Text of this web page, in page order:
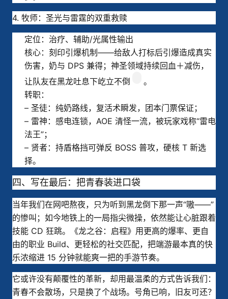
4. 牧师：圣光与雷霆的双重救赎
定位：治疗、辅助/光属性输出
核心：刻印引爆机制——给敌人打标后引爆造成真实
伤害，奶与 DPS 兼得；神圣领域持续回血＋减伤，
让队友在黑龙吐息下屹立不倒
。
转职：
– 圣徒：纯奶路线，复活术瞬发，团本门票保证；
– 雷神：感电连锁，AOE 清怪一流，被玩家戏称“雷电
法王”；
– 贤者：持盾格挡可弹反 BOSS 普攻，硬核 T 新选
择。
四、写在最后：把青春装进口袋
当年我们在网吧熬夜，只为听到黑龙倒下那一声“嗷——”
的惨叫；如今地铁上的一局指尖微操，依然能让心脏跟着
技能 CD 狂跳。《龙之谷：启程》用更高的爆率、更自
由的职业 Build、更轻松的社交匹配，把端游最本真的快
乐浓缩进 15 分钟就能爽一把的手游节奏。
它或许没有颠覆性的革新，却用最温柔的方式告诉我们：
青春不会散场，只是换了个战场。号角已响，旧友可还？